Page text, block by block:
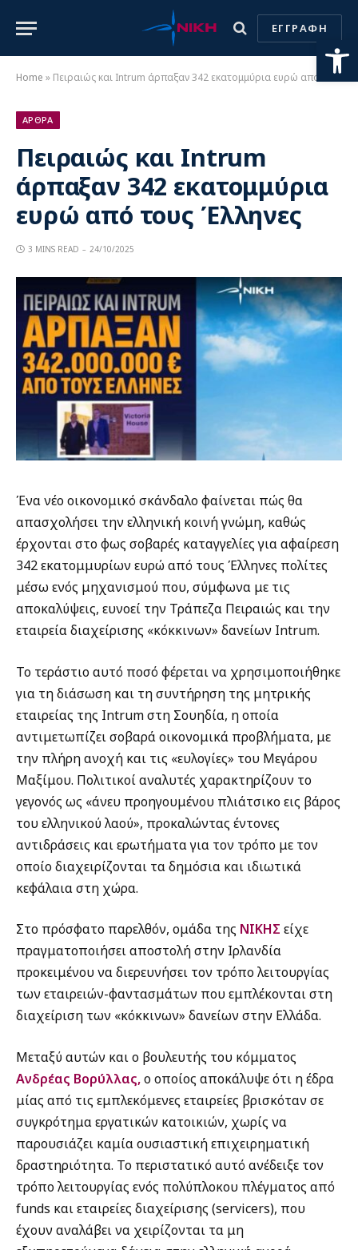
ΕΓΓΡΑΦΗ
Home » Πειραιώς και Intrum άρπαξαν 342 εκατομμύρια ευρώ από τους Έλληνες
ΑΡΘΡΑ
Πειραιώς και Intrum
άρπαξαν 342 εκατομμύρια
ευρώ από τους Έλληνες
3 MINS READ 24/10/2025
Ένα νέο οικονομικό σκάνδαλο φαίνεται πώς θα
απασχολήσει την ελληνική κοινή γνώμη, καθώς
έρχονται στο φως σοβαρές καταγγελίες για αφαίρεση
342 εκατομμυρίων ευρώ από τους Έλληνες πολίτες
μέσω ενός μηχανισμού που, σύμφωνα με τις
αποκαλύψεις, ευνοεί την Τράπεζα Πειραιώς και την
εταιρεία διαχείρισης «κόκκινων» δανείων Intrum.
Το τεράστιο αυτό ποσό φέρεται να χρησιμοποιήθηκε
για τη διάσωση και τη συντήρηση της μητρικής
εταιρείας της Intrum στη Σουηδία, η οποία
αντιμετωπίζει σοβαρά οικονομικά προβλήματα, με
την πλήρη ανοχή και τις «ευλογίες» του Μεγάρου
Μαξίμου. Πολιτικοί αναλυτές χαρακτηρίζουν το
γεγονός ως «άνευ προηγουμένου πλιάτσικο εις βάρος
του ελληνικού λαού», προκαλώντας έντονες
αντιδράσεις και ερωτήματα για τον τρόπο με τον
οποίο διαχειρίζονται τα δημόσια και ιδιωτικά
κεφάλαια στη χώρα.
Στο πρόσφατο παρελθόν, ομάδα της ΝΙΚΗΣ είχε
πραγματοποιήσει αποστολή στην Ιρλανδία
προκειμένου να διερευνήσει τον τρόπο λειτουργίας
των εταιρειών-φαντασμάτων που εμπλέκονται στη
διαχείριση των «κόκκινων» δανείων στην Ελλάδα.
Μεταξύ αυτών και ο βουλευτής του κόμματος
Ανδρέας Βορύλλας,ο οποίος αποκάλυψε ότι η έδρα
μίας από τις εμπλεκόμενες εταιρείες βρισκόταν σε
συγκρότημα εργατικών κατοικιών, χωρίς να
παρουσιάζει καμία ουσιαστική επιχειρηματική
δραστηριότητα. Το περιστατικό αυτό ανέδειξε τον
τρόπο λειτουργίας ενός πολύπλοκου πλέγματος από
funds και εταιρείες διαχείρισης (servicers), που
έχουν αναλάβει να χειρίζονται τα μη